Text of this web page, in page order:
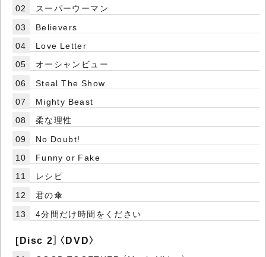
02
スーパーウーマン
03
Believers
04
Love Letter
05
オーシャンビュー
06
Steal The Show
07
Mighty Beast
08
柔な理性
09
No Doubt!
10
Funny or Fake
11
レシピ
12
君の傘
13
4分間だけ時間をください
[Disc 2］〈DVD〉